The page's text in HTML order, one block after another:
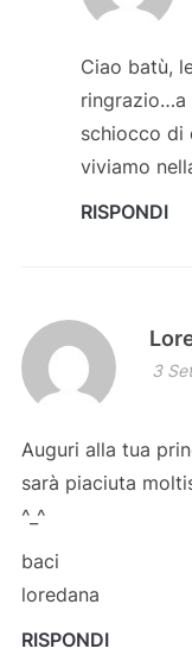
Ciao batù,
ringrazio…a
schiocco di
viviamo
RISPONDI
3
Auguri alla tua
sarà piaciuta
^_^
baci
loredana
RISPONDI